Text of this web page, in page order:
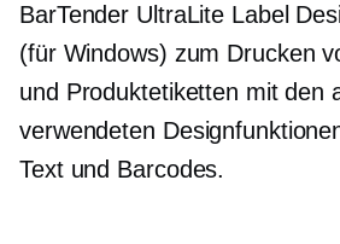
BarTender UltraLite Label
(für Windows) zum Drucken
und Produktetiketten mit den
verwendeten
Text und Barcodes.